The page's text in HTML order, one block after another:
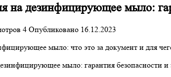
на дезинфицирующее мыло:
4 Опубликовано 16.12.2023
мыло: что это за документ и для
мыло: гарантия безопасности